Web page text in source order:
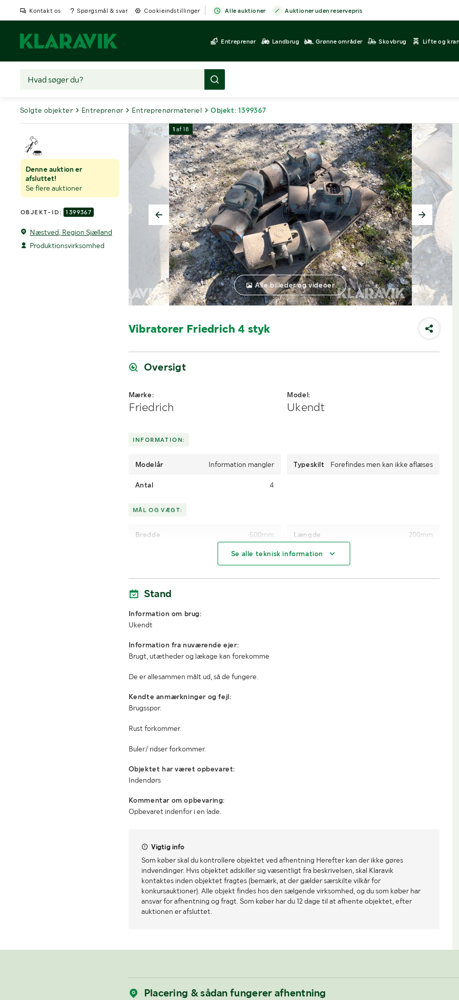
Kontakt os Spørgsmål & svar Cookieindstillinger Alle auktioner Auktioner uden reservepris
Entreprenør Landbrug Grønne områder Skovbrug Lifte og
Solgte objekter Entreprenør Entreprenørmateriel Objekt: 1399367
Denne auktion er
afsluttet!
Se flere auktioner
OBJEKT-ID: 1399367
Næstved, Region Sjælland
Produktionsvirksomhed
1 af18
Alle billeder og videoer
Vibratorer Friedrich 4 styk
Oversigt
Mærke:
Friedrich
Model:
Ukendt
INFORMATION:
Modelår Information mangler Typeskilt Forefindes men kan ikke aflæses
Antal 4
MÅL OG VÆGT:
Bredde 500mm Længde 200mm
200mm Transportlængde
Se alle teknisk information
Stand
Information om brug:
Ukendt
Information fra nuværende ejer:
Brugt, utætheder og lækage kan forekomme
De er allesammen målt ud, så de fungere.
Kendte anmærkninger og fejl:
Brugsspor.
Rust forkommer.
Buler/ ridser forkommer.
Objektet har været opbevaret:
Indendørs
Kommentar om opbevaring:
Opbevaret indenfor i en lade.
Vigtig info
Som køber skal du kontrollere objektet ved afhentning Herefter kan der ikke gøres
indvendinger. Hvis objektet adskiller sig væsentligt fra beskrivelsen, skal Klaravik
kontaktes inden objektet fragtes (bemærk, at der gælder særskilte vilkår for
konkursauktioner). Alle objekt findes hos den sælgende virksomhed, og du som køber har
ansvar for afhentning og fragt. Som køber har du 12 dage til at afhente objektet, efter
auktionen er afsluttet.
Placering & sådan fungerer afhentning